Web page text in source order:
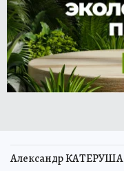
Александр КАТЕРУША